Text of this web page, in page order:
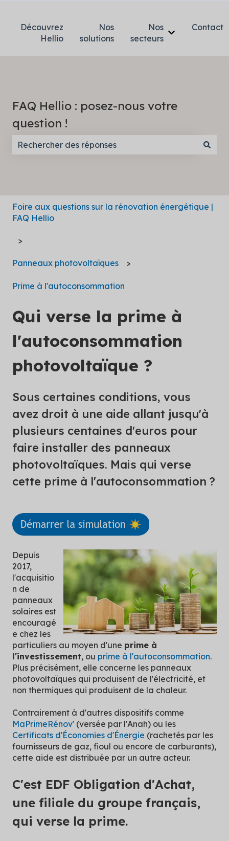
Découvrez
Hellio
Nos
solutions
Nos
secteurs
Afficher le
Contact
FAQ Hellio : posez-nous votre
question !
Foire aux questions sur la rénovation énergétique |
FAQ Hellio
Panneaux photovoltaïques
Prime à l'autoconsommation
Qui verse la prime à
l'autoconsommation
photovoltaïque ?
Sous certaines conditions, vous
avez droit à une aide allant jusqu'à
plusieurs centaines d'euros pour
faire installer des panneaux
photovoltaïques. Mais qui verse
cette prime à l'autoconsommation ?
Depuis
2017,
l'acquisitio
n de
panneaux
solaires est
encouragé
e chez les
particuliers au moyen d'une prime à
l'investissement, ou prime à l'autoconsommation.
Plus précisément, elle concerne les panneaux
photovoltaïques qui produisent de l'électricité, et
non thermiques qui produisent de la chaleur.
Contrairement à d'autres dispositifs comme
MaPrimeRénov' (versée par l'Anah) ou les
Certificats d'Économies d'Énergie (rachetés par les
fournisseurs de gaz, fioul ou encore de carburants),
cette aide est distribuée par un autre acteur.
C'est EDF Obligation d'Achat,
une filiale du groupe français,
qui verse la prime.